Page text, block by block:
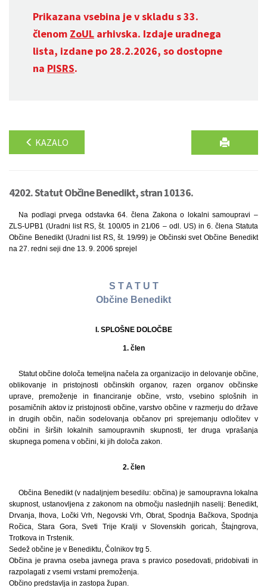
Prikazana vsebina je v skladu s 33.
členom ZoUL arhivska. Izdaje uradnega
lista, izdane po 28.2.2026, so dostopne
na PISRS.
KAZALO
4202. Statut Občine Benedikt, stran 10136.
Na podlagi prvega odstavka 64. člena Zakona o lokalni samoupravi –
ZLS-UPB1 (Uradni list RS, št. 100/05 in 21/06 – odl. US) in 6. člena Statuta
Občine Benedikt (Uradni list RS, št. 19/99) je Občinski svet Občine Benedikt
na 27. redni seji dne 13. 9. 2006 sprejel
S T A T U T
Občine Benedikt
I. SPLOŠNE DOLOČBE
1. člen
Statut občine določa temeljna načela za organizacijo in delovanje občine,
oblikovanje in pristojnosti občinskih organov, razen organov občinske
uprave, premoženje in financiranje občine, vrsto, vsebino splošnih in
posamičnih aktov iz pristojnosti občine, varstvo občine v razmerju do države
in drugih občin, način sodelovanja občanov pri sprejemanju odločitev v
občini in širših lokalnih samoupravnih skupnosti, ter druga vprašanja
skupnega pomena v občini, ki jih določa zakon.
2. člen
Občina Benedikt (v nadaljnjem besedilu: občina) je samoupravna lokalna
skupnost, ustanovljena z zakonom na območju naslednjih naselij: Benedikt,
Drvanja, Ihova, Ločki Vrh, Negovski Vrh, Obrat, Spodnja Bačkova, Spodnja
Ročica, Stara Gora, Sveti Trije Kralji v Slovenskih goricah, Štajngrova,
Trotkova in Trstenik.
Sedež občine je v Benediktu, Čolnikov trg 5.
Občina je pravna oseba javnega prava s pravico posedovati, pridobivati in
razpolagati z vsemi vrstami premoženja.
Občino predstavlja in zastopa župan.